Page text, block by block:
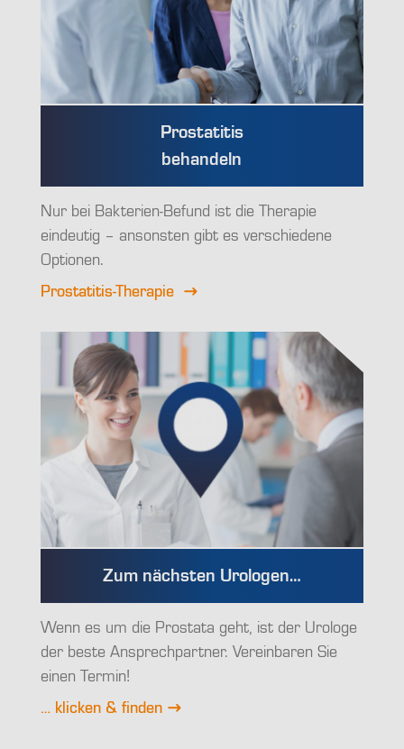
Prostatitis
behandeln
Nur bei Bakterien-Befund ist die Therapie
eindeutig – ansonsten gibt es verschiedene
Optionen.
Prostatitis-Therapie
Zum nächsten Urologen…
Wenn es um die Prostata geht, ist der Urologe
der beste Ansprechpartner. Vereinbaren Sie
einen Termin!
… klicken & finden